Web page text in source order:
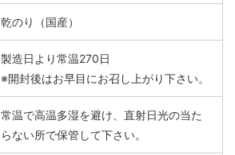
乾のり（国産）
製造日より常温270日
※開封後はお早目にお召し上がり下さい。
常温で高温多湿を避け、直射日光の当た
らない所で保管して下さい。